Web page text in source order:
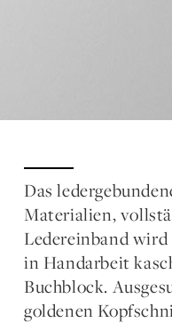
Das
Materialien,
Ledereinband
in Handarbeit
Buchblock.
goldenen